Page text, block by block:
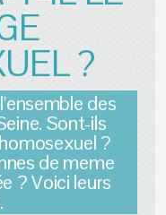
?
des
Sont-ils
?
de meme
? Voici leurs